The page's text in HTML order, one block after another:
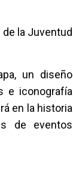
la Juventud
un diseño
e iconografía
en la historia
de eventos